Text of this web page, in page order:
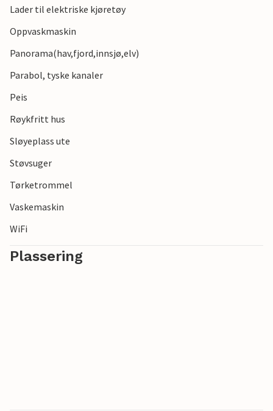
Lader til elektriske kjøretøy
Oppvaskmaskin
Panorama(hav,fjord,innsjø,elv)
Parabol, tyske kanaler
Peis
Røykfritt hus
Sløyeplass ute
Støvsuger
Tørketrommel
Vaskemaskin
WiFi
Plassering